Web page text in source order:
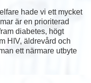
hade vi ett mycket
är en prioriterad
diabetes, högt
HIV, äldrevård och
ett närmare utbyte